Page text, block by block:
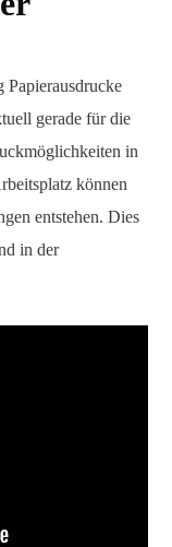
gerade für die
in
können
entstehen. Dies
in der